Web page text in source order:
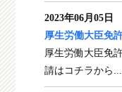
2023年06月05日
厚生労働大臣免
厚生労働大臣免
請はコチラから...